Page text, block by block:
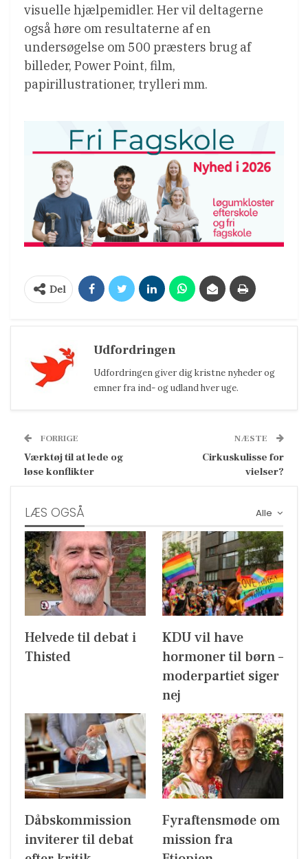
visuelle hjælpemidler. Her vil deltagerne
også høre om resultaterne af en
undersøgelse om 500 præsters brug af
billeder, Power Point, film,
papirillustrationer, trylleri mm.
Del
Udfordringen
Udfordringen giver dig kristne nyheder og
emner fra ind- og udland hver uge.
FORRIGE
Værktøj til at lede og
løse konflikter
NÆSTE
Cirkuskulisse for
vielser?
Alle
LÆS OGSÅ
Helvede til debat i
Thisted
KDU vil have
hormoner til børn –
moderpartiet siger
nej
Dåbskommission
inviterer til debat
Fyraftensmøde om
mission fra